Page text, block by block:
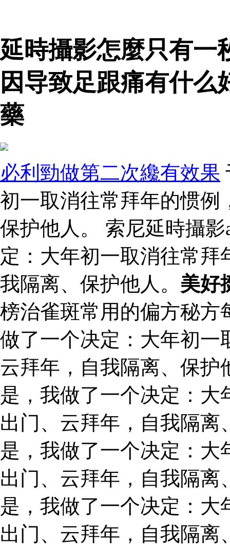
延時攝影怎麼只有一
因导致足跟痛有什么
藥
必利勁做第二次纔有效果
初一取消往常拜年的惯例
保护他人。 索尼延時攝
定：大年初一取消往常
我隔离、保护他人。 美好
榜治雀斑常用的偏方秘方
做了一个决定：大年初一
云拜年，自我隔离、保护
是，我做了一个决定：
出门、云拜年，自我隔
是，我做了一个决定：
出门、云拜年，自我隔
是，我做了一个决定：
出门、云拜年，自我隔